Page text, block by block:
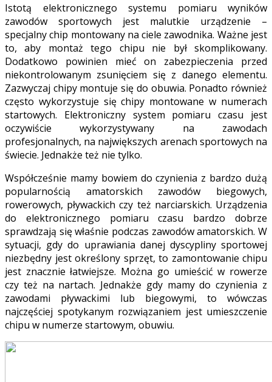
Istotą elektronicznego systemu pomiaru wyników
zawodów sportowych jest malutkie urządzenie –
specjalny chip montowany na ciele zawodnika. Ważne jest
to, aby montaż tego chipu nie był skomplikowany.
Dodatkowo powinien mieć on zabezpieczenia przed
niekontrolowanym zsunięciem się z danego elementu.
Zazwyczaj chipy montuje się do obuwia. Ponadto również
często wykorzystuje się chipy montowane w numerach
startowych. Elektroniczny system pomiaru czasu jest
oczywiście wykorzystywany na zawodach
profesjonalnych, na największych arenach sportowych na
świecie. Jednakże też nie tylko.
Współcześnie mamy bowiem do czynienia z bardzo dużą
popularnością amatorskich zawodów biegowych,
rowerowych, pływackich czy też narciarskich. Urządzenia
do elektronicznego pomiaru czasu bardzo dobrze
sprawdzają się właśnie podczas zawodów amatorskich. W
sytuacji, gdy do uprawiania danej dyscypliny sportowej
niezbędny jest określony sprzęt, to zamontowanie chipu
jest znacznie łatwiejsze. Można go umieścić w rowerze
czy też na nartach. Jednakże gdy mamy do czynienia z
zawodami pływackimi lub biegowymi, to wówczas
najczęściej spotykanym rozwiązaniem jest umieszczenie
chipu w numerze startowym, obuwiu.